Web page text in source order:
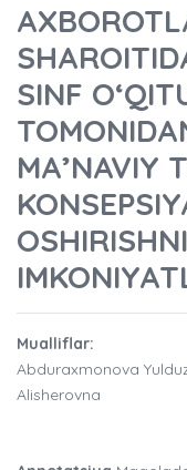
SINF
MA’NAVIY
Mualliflar:
Abduraxmonova
Alisherovna